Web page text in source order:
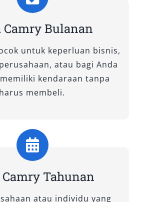
Camry Bulanan
untuk keperluan bisnis,
atau bagi Anda
kendaraan tanpa
harus membeli.
Camry Tahunan
atau individu yang